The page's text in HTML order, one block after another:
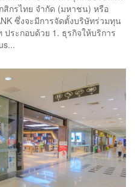
สิกรไทย จำกัด (มหาชน) หรือ
ซึ่งจะมีการจัดตั้งบริษัทร่วมทุน
ประกอบด้วย 1. ธุรกิจให้บริการ